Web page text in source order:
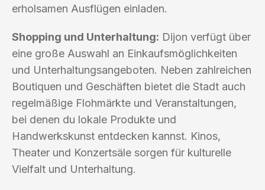
erholsamen Ausflügen einladen.
Shopping und Unterhaltung: Dijon verfügt über
eine große Auswahl an Einkaufsmöglichkeiten
und Unterhaltungsangeboten. Neben zahlreichen
Boutiquen und Geschäften bietet die Stadt auch
regelmäßige Flohmärkte und Veranstaltungen,
bei denen du lokale Produkte und
Handwerkskunst entdecken kannst. Kinos,
Theater und Konzertsäle sorgen für kulturelle
Vielfalt und Unterhaltung.